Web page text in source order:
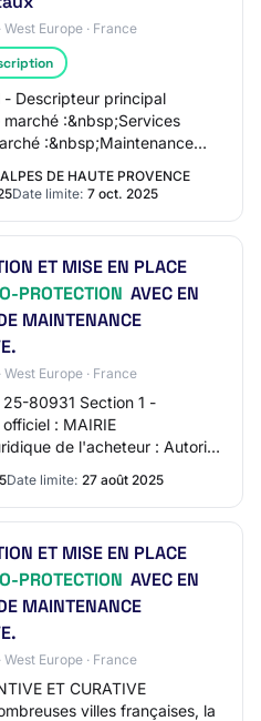
Europe · France
Descripteur principal
:&nbsp;Services
:&nbsp;Maintenance
systèmes suivants : al…
DE HAUTE PROVENCE
Date limite: 7 oct. 2025
ET MISE EN PLACE
PROTECTION AVEC EN
MAINTENANCE
Europe · France
80931 Section 1 -
: MAIRIE
de l'acheteur : Autorité
Date limite: 27 août 2025
ET MISE EN PLACE
PROTECTION AVEC EN
MAINTENANCE
Europe · France
ET CURATIVE
villes françaises, la